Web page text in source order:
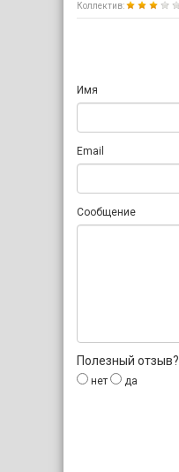
Коллектив:
Имя
Email
Сообщение
Полезный отзыв?
нет да